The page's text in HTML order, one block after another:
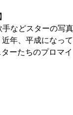
などスターの写
年、平成になっ
ーたちのプロマイ